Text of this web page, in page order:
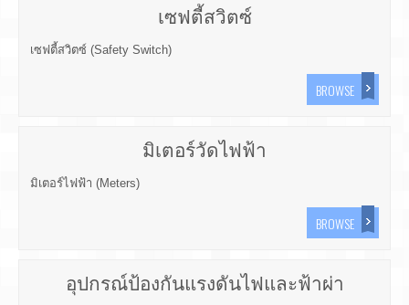
เซฟตี้สวิตซ์
เซฟตี้สวิตซ์ (Safety Switch)
BROWSE
มิเตอร์วัดไฟฟ้า
มิเตอร์ไฟฟ้า (Meters)
BROWSE
อุปกรณ์ป้องกันแรงดันไฟและฟ้าผ่า